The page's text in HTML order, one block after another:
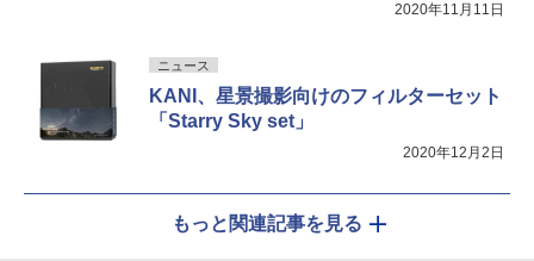
2020年11月11日
ニュース
KANI、星景撮影向けのフィルターセット
「Starry Sky set」
2020年12月2日
もっと関連記事を見る